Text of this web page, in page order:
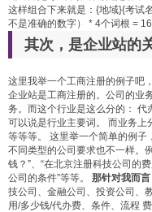
这样组合下来就是：{地域}{考试
不是准确的数字） * 4个词根 =
其次，是企业站的
这里我举一个工商注册的例子吧
企业站是工商注册的。公司的业
务。而这个行业是这么分的：
可以说是行业主要词。 而业务上
等等等。 这里举一个简单的例
不同类型的公司要求也不一样。
钱？”、“在北京注册科技公司的
公司的条件”等等。 那针对我而
技公司、金融公司、投资公司、
用/多少钱/代办费、条件、流程